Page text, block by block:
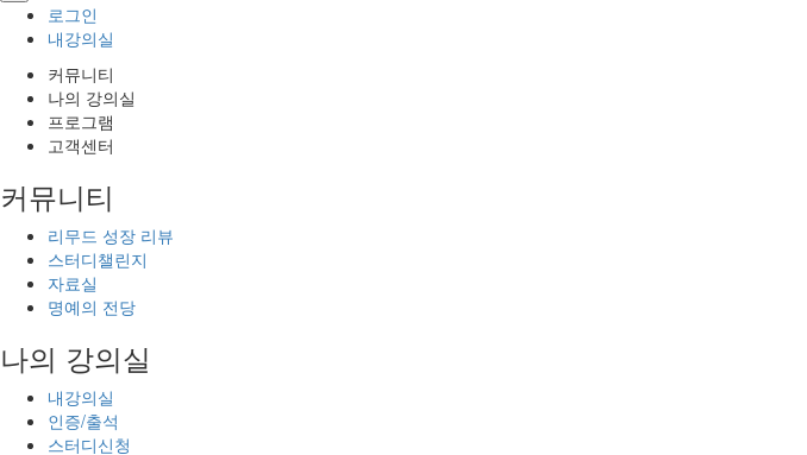
로그인
내강의실
커뮤니티
나의 강의실
프로그램
고객센터
커뮤니티
리무드 성장 리뷰
스터디챌린지
자료실
명예의 전당
나의 강의실
내강의실
인증/출석
스터디신청